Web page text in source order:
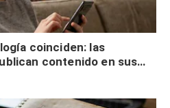
coinciden: las
contenido en sus
buscar validación